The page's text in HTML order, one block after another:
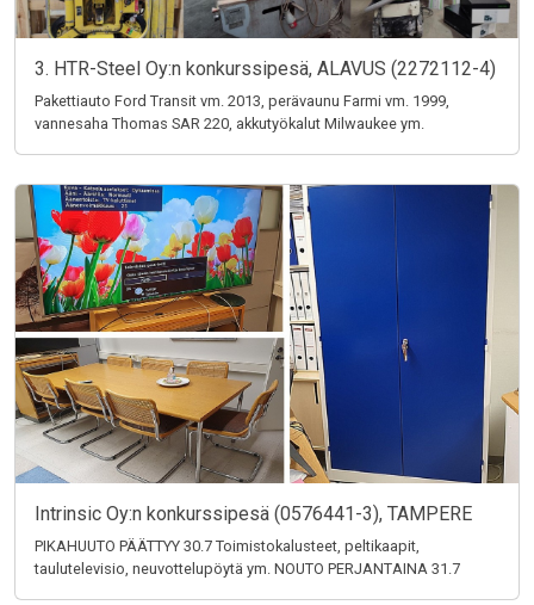
3. HTR-Steel Oy:n konkurssipesä, ALAVUS (2272112-4)
Pakettiauto Ford Transit vm. 2013, perävaunu Farmi vm. 1999,
vannesaha Thomas SAR 220, akkutyökalut Milwaukee ym.
Intrinsic Oy:n konkurssipesä (0576441-3), TAMPERE
PIKAHUUTO PÄÄTTYY 30.7 Toimistokalusteet, peltikaapit,
taulutelevisio, neuvottelupöytä ym. NOUTO PERJANTAINA 31.7